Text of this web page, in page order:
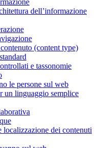
dell’informazione
(content type)
e tassonomie
le persone sul web
un linguaggio semplice
localizzazione dei contenuti